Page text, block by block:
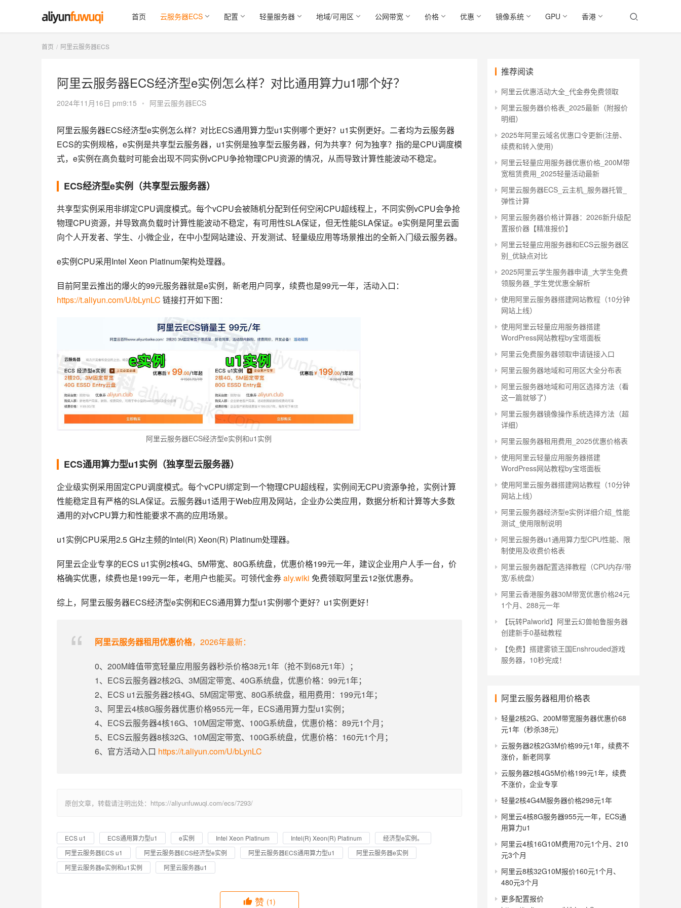
首页 云服务器ECS 配置 轻量服务器 地域/可用区 公网带宽 价格 优惠 镜像系统 GPU 香港
首页 阿里云服务器ECS
阿里云服务器ECS经济型e实例怎么样？对比通用算力u1哪个好？
2024年11月16日 pm9:15 • 阿里云服务器ECS
阿里云服务器ECS经济型e实例怎么样？对比ECS通用算力型u1实例哪个更好？u1实例更好。二者均为云服务器
ECS的实例规格，e实例是共享型云服务器，u1实例是独享型云服务器，何为共享？何为独享？指的是CPU调度模
式，e实例在高负载时可能会出现不同实例vCPU争抢物理CPU资源的情况，从而导致计算性能波动不稳定。
ECS经济型e实例（共享型云服务器）
共享型实例采用非绑定CPU调度模式。每个vCPU会被随机分配到任何空闲CPU超线程上，不同实例vCPU会争抢
物理CPU资源，并导致高负载时计算性能波动不稳定，有可用性SLA保证，但无性能SLA保证。e实例是阿里云面
向个人开发者、学生、小微企业，在中小型网站建设、开发测试、轻量级应用等场景推出的全新入门级云服务器。
e实例CPU采用Intel Xeon Platinum架构处理器。
目前阿里云推出的爆火的99元服务器就是e实例，新老用户同享，续费也是99元一年，活动入口：
https://t.aliyun.com/U/bLynLC 链接打开如下图：
阿里云服务器ECS经济型e实例和u1实例
ECS通用算力型u1实例（独享型云服务器）
企业级实例采用固定CPU调度模式。每个vCPU绑定到一个物理CPU超线程，实例间无CPU资源争抢，实例计算
性能稳定且有严格的SLA保证。云服务器u1适用于Web应用及网站，企业办公类应用，数据分析和计算等大多数
通用的对vCPU算力和性能要求不高的应用场景。
u1实例CPU采用2.5 GHz主频的Intel(R) Xeon(R) Platinum处理器。
阿里云企业专享的ECS u1实例2核4G、5M带宽、80G系统盘，优惠价格199元一年，建议企业用户人手一台，价
格确实优惠，续费也是199元一年，老用户也能买。可领代金券 aly.wiki 免费领取阿里云12张优惠券。
综上，阿里云服务器ECS经济型e实例和ECS通用算力型u1实例哪个更好？u1实例更好！
阿里云服务器租用优惠价格，2026年最新：
0、200M峰值带宽轻量应用服务器秒杀价格38元1年（抢不到68元1年）；
1、ECS云服务器2核2G、3M固定带宽、40G系统盘，优惠价格：99元1年；
2、ECS u1云服务器2核4G、5M固定带宽、80G系统盘，租用费用：199元1年；
3、阿里云4核8G服务器优惠价格955元一年，ECS通用算力型u1实例；
4、ECS云服务器4核16G、10M固定带宽、100G系统盘，优惠价格：89元1个月；
5、ECS云服务器8核32G、10M固定带宽、100G系统盘，优惠价格：160元1个月；
6、官方活动入口 https://t.aliyun.com/U/bLynLC
原创文章，转载请注明出处：https://aliyunfuwuqi.com/ecs/7293/
ECS u1 ECS通用算力型u1 e实例 Intel Xeon Platinum Intel(R) Xeon(R) Platinum
经济型e实例。
阿里云服务器ECS u1
阿里云服务器ECS经济型e实例 阿里云服务器ECS通用算力型u1
阿里云服务器e实例
阿里云服务器e实例和u1实例
阿里云服务器u1
赞 (1)
推荐阅读
阿里云优惠活动大全_代金券免费领取
阿里云服务器价格表_2025最新（附报价
明细）
2025年阿里云域名优惠口令更新(注册、
续费和转入使用)
阿里云轻量应用服务器优惠价格_200M带
宽租赁费用_2025轻量活动最新
阿里云服务器ECS_云主机_服务器托管_
弹性计算
阿里云服务器价格计算器：2026新升级配
置报价器【精准报价】
阿里云轻量应用服务器和ECS云服务器区
别_优缺点对比
2025阿里云学生服务器申请_大学生免费
领服务器_学生党优惠全解析
使用阿里云服务器搭建网站教程（10分钟
网站上线）
使用阿里云轻量应用服务器搭建
WordPress网站教程by宝塔面板
阿里云免费服务器领取申请链接入口
阿里云服务器地域和可用区大全分布表
阿里云服务器地域和可用区选择方法（看
这一篇就够了）
阿里云服务器镜像操作系统选择方法（超
详细）
阿里云服务器租用费用_2025优惠价格表
使用阿里云轻量应用服务器搭建
WordPress网站教程by宝塔面板
使用阿里云服务器搭建网站教程（10分钟
网站上线）
阿里云服务器经济型e实例详细介绍_性能
测试_使用限制说明
阿里云服务器u1通用算力型CPU性能、限
制使用及收费价格表
阿里云服务器配置选择教程（CPU内存/带
宽/系统盘）
阿里云香港服务器30M带宽优惠价格24元
1个月、288元一年
【玩转Palworld】阿里云幻兽帕鲁服务器
创建新手0基础教程
【免费】搭建雾锁王国Enshrouded游戏
服务器，10秒完成！
阿里云服务器租用价格表
轻量2核2G、200M带宽服务器优惠价68
元1年（秒杀38元）
云服务器2核2G3M价格99元1年，续费不
涨价，新老同享
云服务器2核4G5M价格199元1年，续费
不涨价，企业专享
轻量2核4G4M服务器价格298元1年
阿里云4核8G服务器955元一年，ECS通
用算力u1
阿里云4核16G10M费用70元1个月、210
元3个月
阿里云8核32G10M报价160元1个月、
480元3个月
更多配置报价